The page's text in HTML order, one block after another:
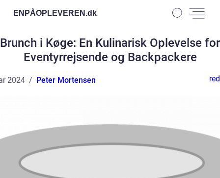
ENPÅOPLEVEREN.dk
Brunch i Køge: En Kulinarisk Oplevelse for
Eventyrrejsende og Backpackere
2024 Peter Mortensen